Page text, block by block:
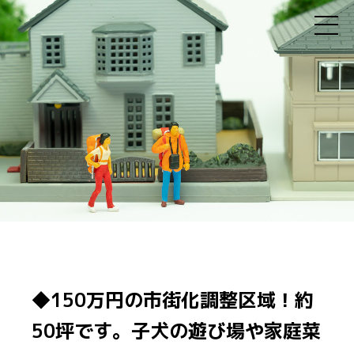
◆150万円の市街化調整区域！約
50坪です。子犬の遊び場や家庭菜